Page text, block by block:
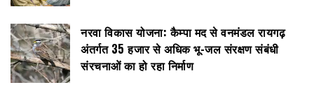
नरवा विकास योजना: कैम्पा मद से वनमंडल रायगढ़
अंतर्गत 35 हजार से अधिक भू-जल संरक्षण संबंधी
संरचनाओं का हो रहा निर्माण